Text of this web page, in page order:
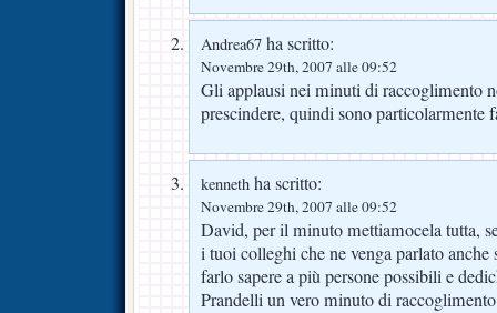
Andrea67 ha scritto:
Novembre 29th, 2007 alle 09:52
Gli applausi nei minuti di raccoglimento
prescindere, quindi sono particolarmente
kenneth ha scritto:
Novembre 29th, 2007 alle 09:52
David, per il minuto mettiamocela tutta,
i tuoi colleghi che ne venga parlato
farlo sapere a più persone possibili e
Prandelli un vero minuto di